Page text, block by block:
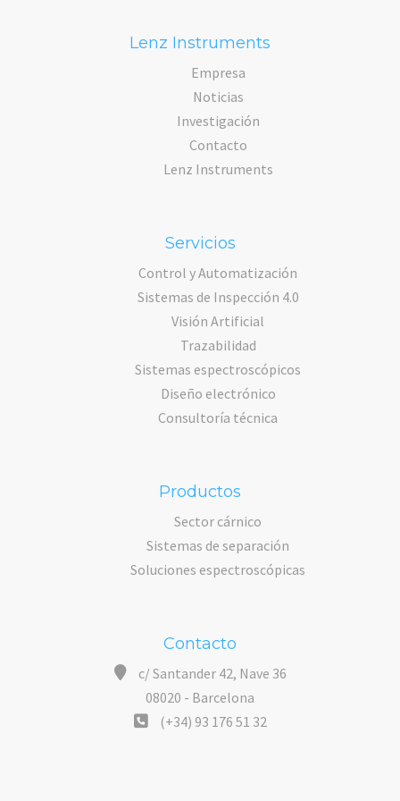
Lenz Instruments
Empresa
Noticias
Investigación
Contacto
Lenz Instruments
Servicios
Control y Automatización
Sistemas de Inspección 4.0
Visión Artificial
Trazabilidad
Sistemas espectroscópicos
Diseño electrónico
Consultoría técnica
Productos
Sector cárnico
Sistemas de separación
Soluciones espectroscópicas
Contacto
c/ Santander 42, Nave 36
08020 - Barcelona
(+34) 93 176 51 32